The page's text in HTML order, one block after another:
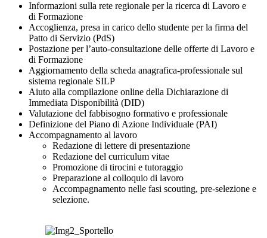
Informazioni sulla rete regionale per la ricerca di Lavoro e
di Formazione
Accoglienza, presa in carico dello studente per la firma del
Patto di Servizio (PdS)
Postazione per l’auto-consultazione delle offerte di Lavoro e
di Formazione
Aggiornamento della scheda anagrafica-professionale sul
sistema regionale SILP
Aiuto alla compilazione online della Dichiarazione di
Immediata Disponibilità (DID)
Valutazione del fabbisogno formativo e professionale
Definizione del Piano di Azione Individuale (PAI)
Accompagnamento al lavoro
Redazione di lettere di presentazione
Redazione del curriculum vitae
Promozione di tirocini e tutoraggio
Preparazione al colloquio di lavoro
Accompagnamento nelle fasi scouting, pre-selezione e
selezione.